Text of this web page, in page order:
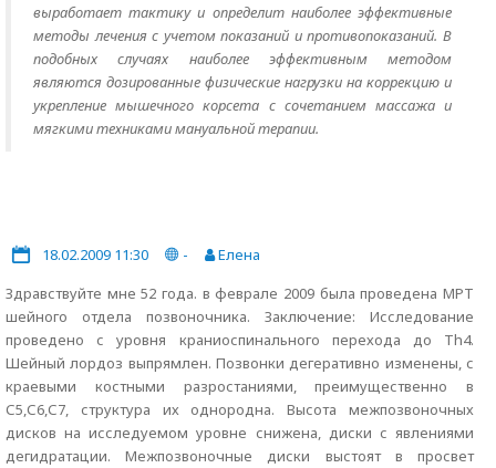
выработает тактику и определит наиболее эффективные
методы лечения с учетом показаний и противопоказаний. В
подобных случаях наиболее эффективным методом
являются дозированные физические нагрузки на коррекцию и
укрепление мышечного корсета с сочетанием массажа и
мягкими техниками мануальной терапии.
18.02.2009 11:30 -
Елена
Здравствуйте мне 52 года. в феврале 2009 была проведена МРТ
шейного отдела позвоночника. Заключение: Исследование
проведено с уровня краниоспинального перехода до Th4.
Шейный лордоз выпрямлен. Позвонки дегеративно изменены, с
краевыми костными разростаниями, преимущественно в
С5,С6,С7, структура их однородна. Высота межпозвоночных
дисков на исследуемом уровне снижена, диски с явлениями
дегидратации. Межпозвоночные диски выстоят в просвет